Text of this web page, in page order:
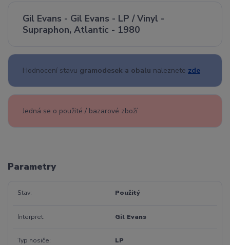
Gil Evans - Gil Evans - LP / Vinyl -
Supraphon, Atlantic - 1980
Hodnocení stavu gramodesek a obalu naleznete zde
Jedná se o použité / bazarové zboží
Parametry
Stav Použitý
Interpret Gil Evans
Typ nosiče LP